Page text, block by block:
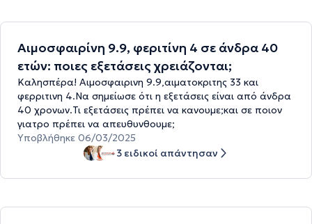
Αιμοσφαιρίνη 9.9, φεριτίνη 4 σε άνδρα 40
ετών: ποιες εξετάσεις χρειάζονται;
Καλησπέρα! Αιμοσφαιρινη 9.9,αιματοκριτης 33 και
φερριτινη 4.Να σημείωσε ότι η εξετάσεις είναι από άνδρα
40 χρονων.Τι εξετάσεις πρέπει να κανουμε;και σε ποιον
γιατρο πρέπει να απευθυνθουμε;
Υποβλήθηκε 06/03/2025
3 ειδικοί απάντησαν